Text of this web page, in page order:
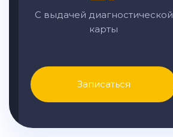
С выдачей диагностической
карты
Записаться